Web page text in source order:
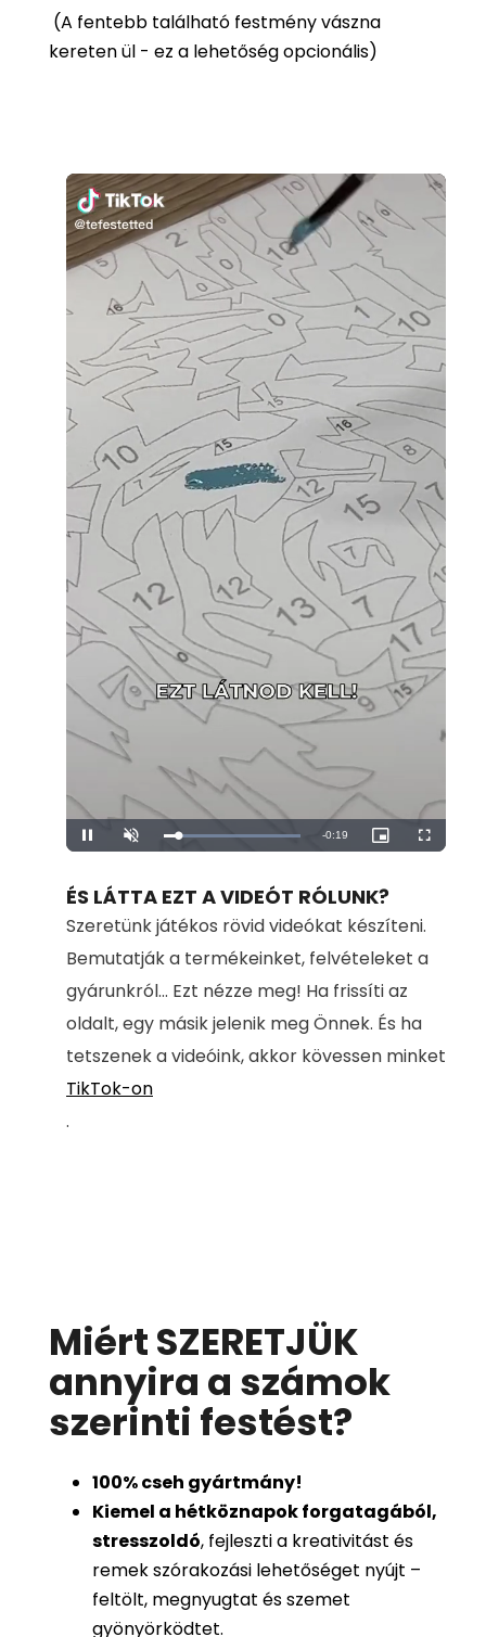
(A fentebb található festmény vászna
kereten ül - ez a lehetőség opcionális)
Pause Unmute Loaded:
100.00%
Remaining
-0:19
Picture-
in-
Fullscreen
ÉS LÁTTA EZT A VIDEÓT RÓLUNK?
Szeretünk játékos rövid videókat készíteni.
Bemutatják a termékeinket, felvételeket a
gyárunkról... Ezt nézze meg! Ha frissíti az
oldalt, egy másik jelenik meg Önnek. És ha
tetszenek a videóink, akkor kövessen minket
TikTok-on
.
Miért SZERETJÜK
annyira a számok
szerinti festést?
100%cseh gyártmány!
Kiemel a hétköznapok forgatagából,
stresszoldó, fejleszti a kreativitást és
remek szórakozási lehetőséget nyújt –
feltölt, megnyugtat és szemet
gyönyörködtet.